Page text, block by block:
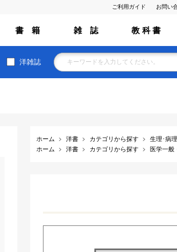
ご利用ガイド お問い
書 籍 雑 誌 教 科 書
洋雑誌
ホーム 洋書 カテゴリから探す 生理･病
ホーム
洋書 カテゴリから探す 医学一般